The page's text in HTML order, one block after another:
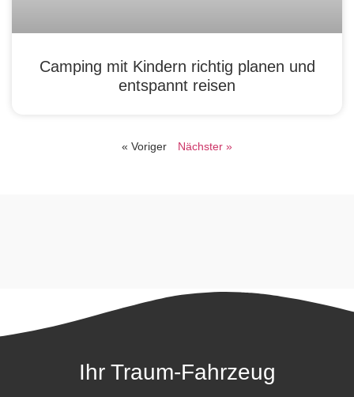
Camping mit Kindern richtig planen und
entspannt reisen
« Voriger Nächster »
Ihr Traum-Fahrzeug